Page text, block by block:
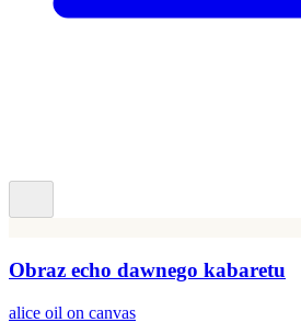
Obraz echo dawnego kabaretu
alice oil on canvas